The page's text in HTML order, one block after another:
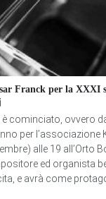
Franck per la XXXI
cominciato, ovvero
per
alle 19 all’Orto
ed organista
e avrà come